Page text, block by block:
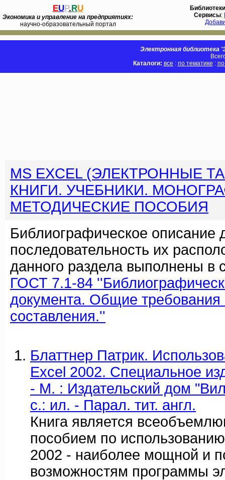
EUP.RU
Экономика и управление на предприятиях:
научно-образовательный портал
Библиотеки
Сервисы:
Электронная библиотека
Каталоги: все : по тематике :
MS EXCEL (ЭЛЕКТРОННЫЕ
КНИГИ. УЧЕБНИКИ.
МЕТОДИЧЕСКИЕ ПОСОБИЯ
Библиографическое описание
последовательность их
данного раздела выполнены в
ГОСТ 7.1-84
документа. Общие требования
составления.''
Блаттнер Патрик.
Excel 2002. Специальное
- М. : Издательский дом
с.: ил. - Парал. тит. англ.
Книга является
пособием по
2002 - наиболее мощной и
возможностям программы